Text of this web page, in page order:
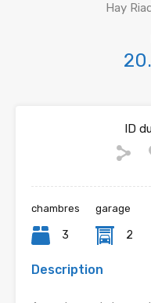
Hay
ID
chambres
3
garage
2
Description